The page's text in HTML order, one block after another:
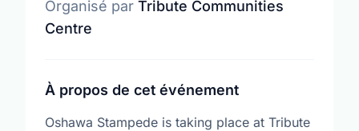
Organisé par Tribute Communities
Centre
À propos de cet événement
Oshawa Stampede is taking place at Tribute